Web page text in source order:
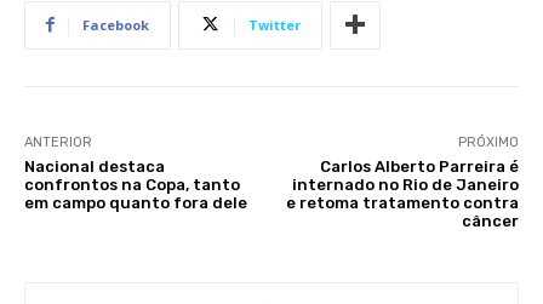
Facebook Twitter
ANTERIOR
Nacional destaca
confrontos na Copa, tanto
em campo quanto fora dele
PRÓXIMO
Carlos Alberto Parreira é
internado no Rio de Janeiro
e retoma tratamento contra
câncer